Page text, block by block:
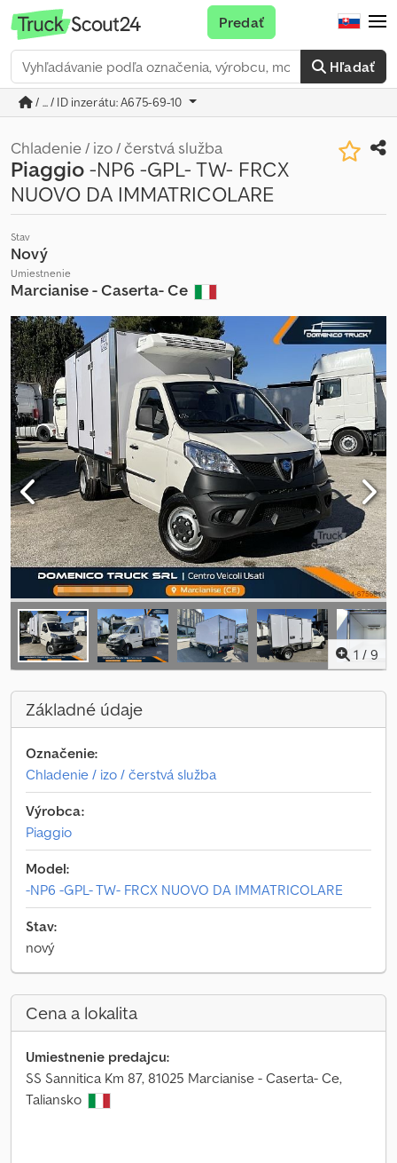
Hľadať
Predať
/ ... / ID inzerátu: A675-69-10
Chladenie / izo / čerstvá služba
Piaggio-NP6 -GPL- TW- FRCX
NUOVO DA IMMATRICOLARE
Stav
Nový
Umiestnenie
Marcianise - Caserta- Ce
1 / 9
Základné údaje
Označenie:
Chladenie / izo / čerstvá služba
Výrobca:
Piaggio
Model:
-NP6 -GPL- TW- FRCX NUOVO DA IMMATRICOLARE
Stav:
nový
Cena a lokalita
Umiestnenie predajcu:
SS Sannitica Km 87, 81025 Marcianise - Caserta- Ce,
Taliansko